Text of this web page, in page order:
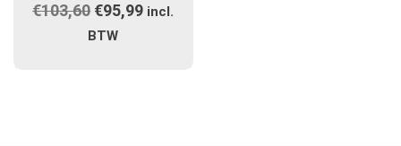
€103,60 Oorspronkelijke
prijs
€95,99 Huidige
incl.
BTW